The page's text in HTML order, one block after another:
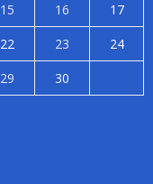
15 16
17
22 23
24
29
30